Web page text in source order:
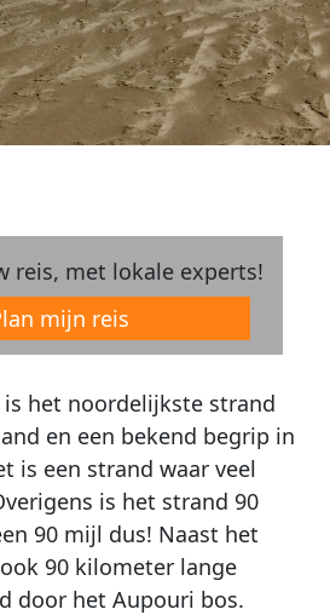
reis, met lokale experts!
mijn reis
het noordelijkste strand
en een bekend begrip in
is een strand waar veel
is het strand 90
90 mijl dus! Naast het
90 kilometer lange
door het Aupouri bos.